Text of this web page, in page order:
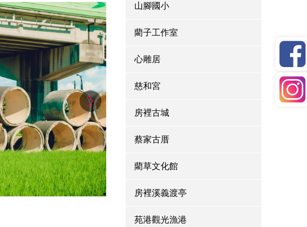
山腳國小
藺子工作室
心雕居
慈和宮
房裡古城
蔡家古厝
藺草文化館
房裡溪義渡亭
苑港觀光漁港